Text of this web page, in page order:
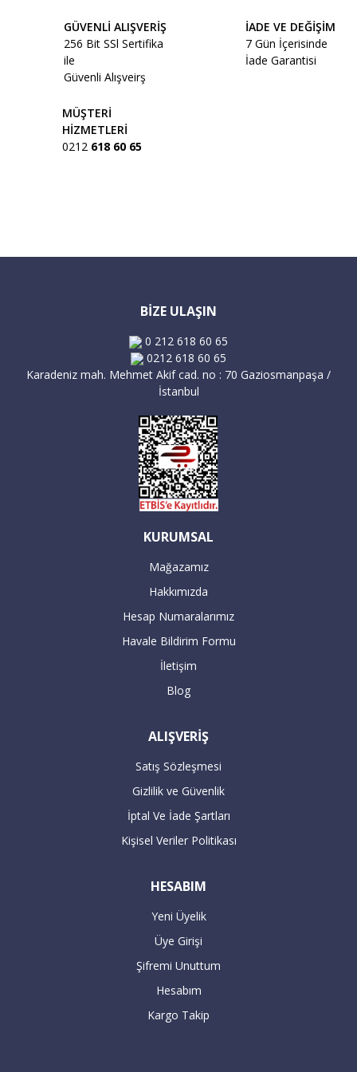
Ürün fiyatı diğer sitelerden daha pahalı.
Bu ürüne benzer farklı alternatifler olmalı.
GÜVENLİ ALIŞVERİŞ
256 Bit SSl Sertifika
ile
Güvenli Alışveirş
İADE VE DEĞİŞİM
7 Gün İçerisinde
İade Garantisi
MÜŞTERİ
HİZMETLERİ
0212 618 60 65
BİZE ULAŞIN
0 212 618 60 65
0212 618 60 65
Karadeniz mah. Mehmet Akif cad. no : 70 Gaziosmanpaşa /
İstanbul
KURUMSAL
Mağazamız
Hakkımızda
Hesap Numaralarımız
Havale Bildirim Formu
İletişim
Blog
ALIŞVERİŞ
Satış Sözleşmesi
Gizlilik ve Güvenlik
İptal Ve İade Şartları
Kişisel Veriler Politikası
HESABIM
Yeni Üyelik
Üye Girişi
Şifremi Unuttum
Hesabım
Kargo Takip